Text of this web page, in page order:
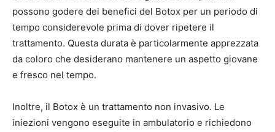
possono godere dei benefici del Botox per un periodo di
tempo considerevole prima di dover ripetere il
trattamento. Questa durata è particolarmente apprezzata
da coloro che desiderano mantenere un aspetto giovane
e fresco nel tempo.
Inoltre, il Botox è un trattamento non invasivo. Le
iniezioni vengono eseguite in ambulatorio e richiedono